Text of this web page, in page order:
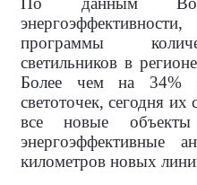
программы
светильников в
Более чем на 34%
светоточек, сегодня
все новые
энергоэффективные
километров новых